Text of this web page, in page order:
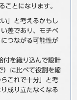
ことになります。
」と考えるかもし
差であり、モチベ
つながる可能性が
付を織り込んで設計
）に比べて役割を縮
これで十分」と考
成り立たなくなる